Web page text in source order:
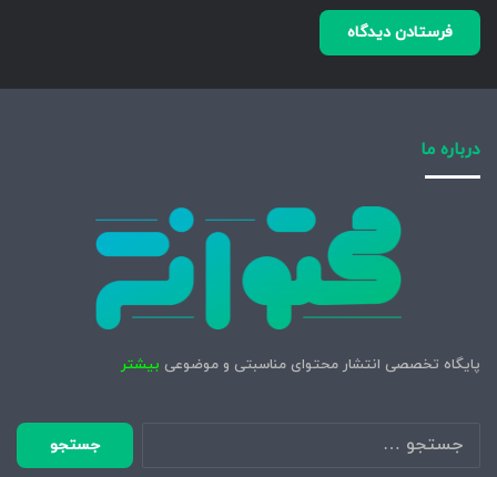
درباره ما
پایگاه تخصصی انتشار محتوای مناسبتی و موضوعی بیشتر
جستجو
برای: